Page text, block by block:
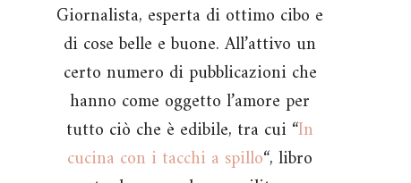
Giornalista, esperta di ottimo cibo e
di cose belle e buone. All’attivo un
certo numero di pubblicazioni che
hanno come oggetto l’amore per
tutto ciò che è edibile, tra cui “In
cucina con i tacchi a spillo“, libro